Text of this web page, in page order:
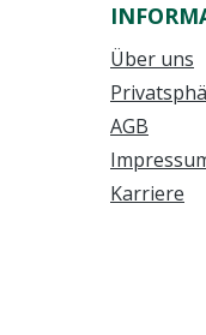
Über uns
AGB
Karriere